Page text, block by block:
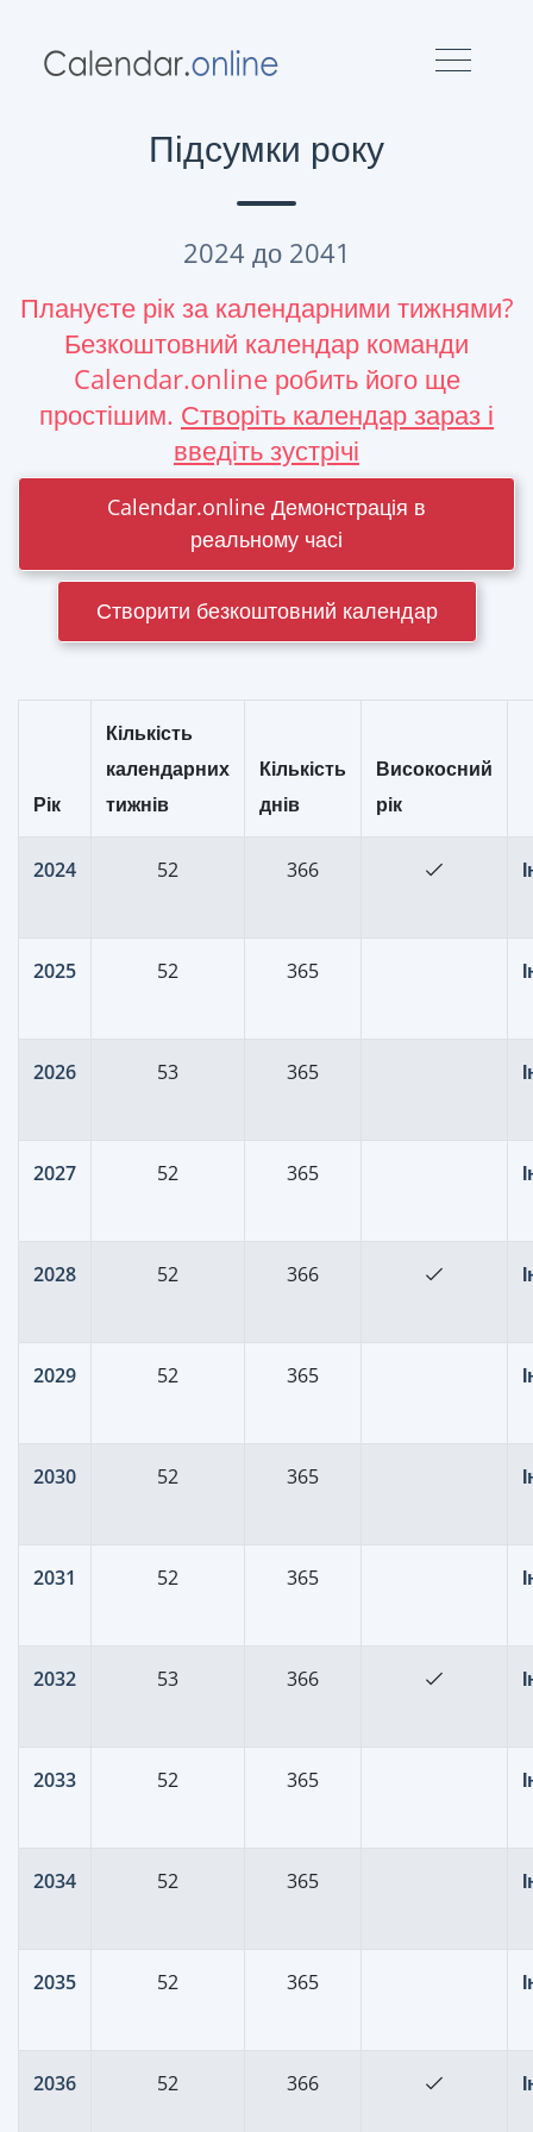
Підсумки року
2024 до 2041
Плануєте рік за календарними тижнями?
Безкоштовний календар команди
Calendar.online робить його ще
простішим. Створіть календар зараз і
введіть зустрічі
Calendar.online Демонстрація в
реальному часі
Створити безкоштовний календар
Рік
Кількість
календарних
тижнів
Кількість
днів
Високосний
рік
2024 52 366
2025 52 365
2026 53 365
2027 52 365
2028 52 366
2029 52 365
2030 52 365
2031 52 365
2032 53 366
2033 52 365
2034 52 365
2035 52 365
2036 52 366